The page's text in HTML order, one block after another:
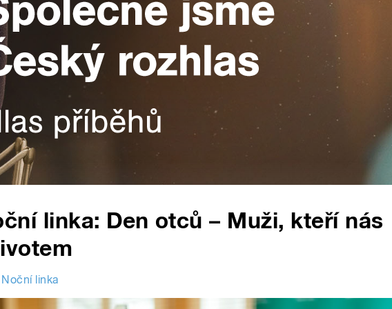
linka: Den otců – Muži, kteří nás
Noční linka